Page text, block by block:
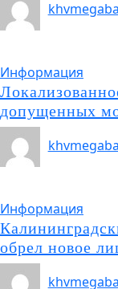
Информация
допущенных
Информация
обрел новое